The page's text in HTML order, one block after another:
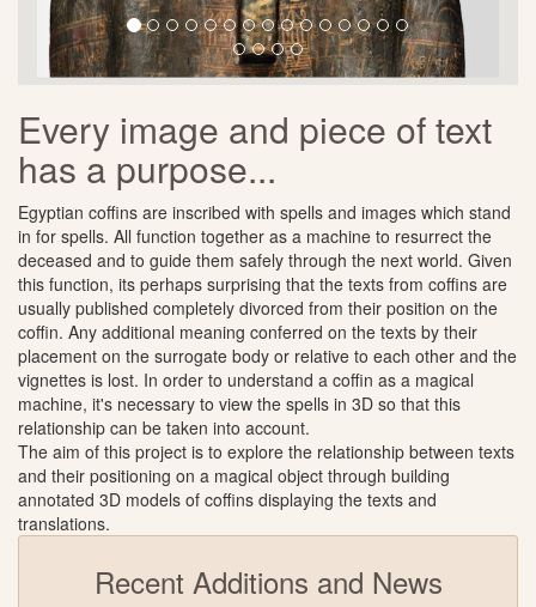
Every image and piece of text
has a purpose...
Egyptian coffins are inscribed with spells and images which stand
in for spells. All function together as a machine to resurrect the
deceased and to guide them safely through the next world. Given
this function, its perhaps surprising that the texts from coffins are
usually published completely divorced from their position on the
coffin. Any additional meaning conferred on the texts by their
placement on the surrogate body or relative to each other and the
vignettes is lost. In order to understand a coffin as a magical
machine, it's necessary to view the spells in 3D so that this
relationship can be taken into account.
The aim of this project is to explore the relationship between texts
and their positioning on a magical object through building
annotated 3D models of coffins displaying the texts and
translations.
Recent Additions and News